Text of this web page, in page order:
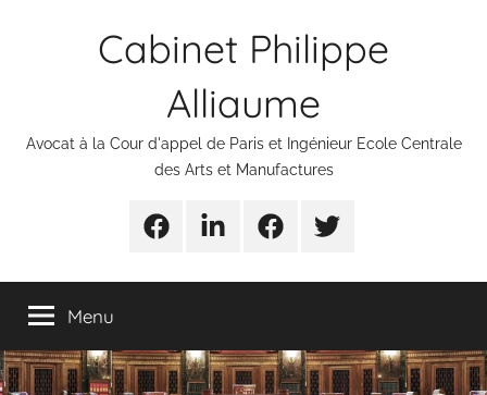
Cabinet Philippe
Alliaume
Avocat à la Cour d'appel de Paris et Ingénieur Ecole Centrale
des Arts et Manufactures
UrgencesLinkedinFacebookTwitter
Menu